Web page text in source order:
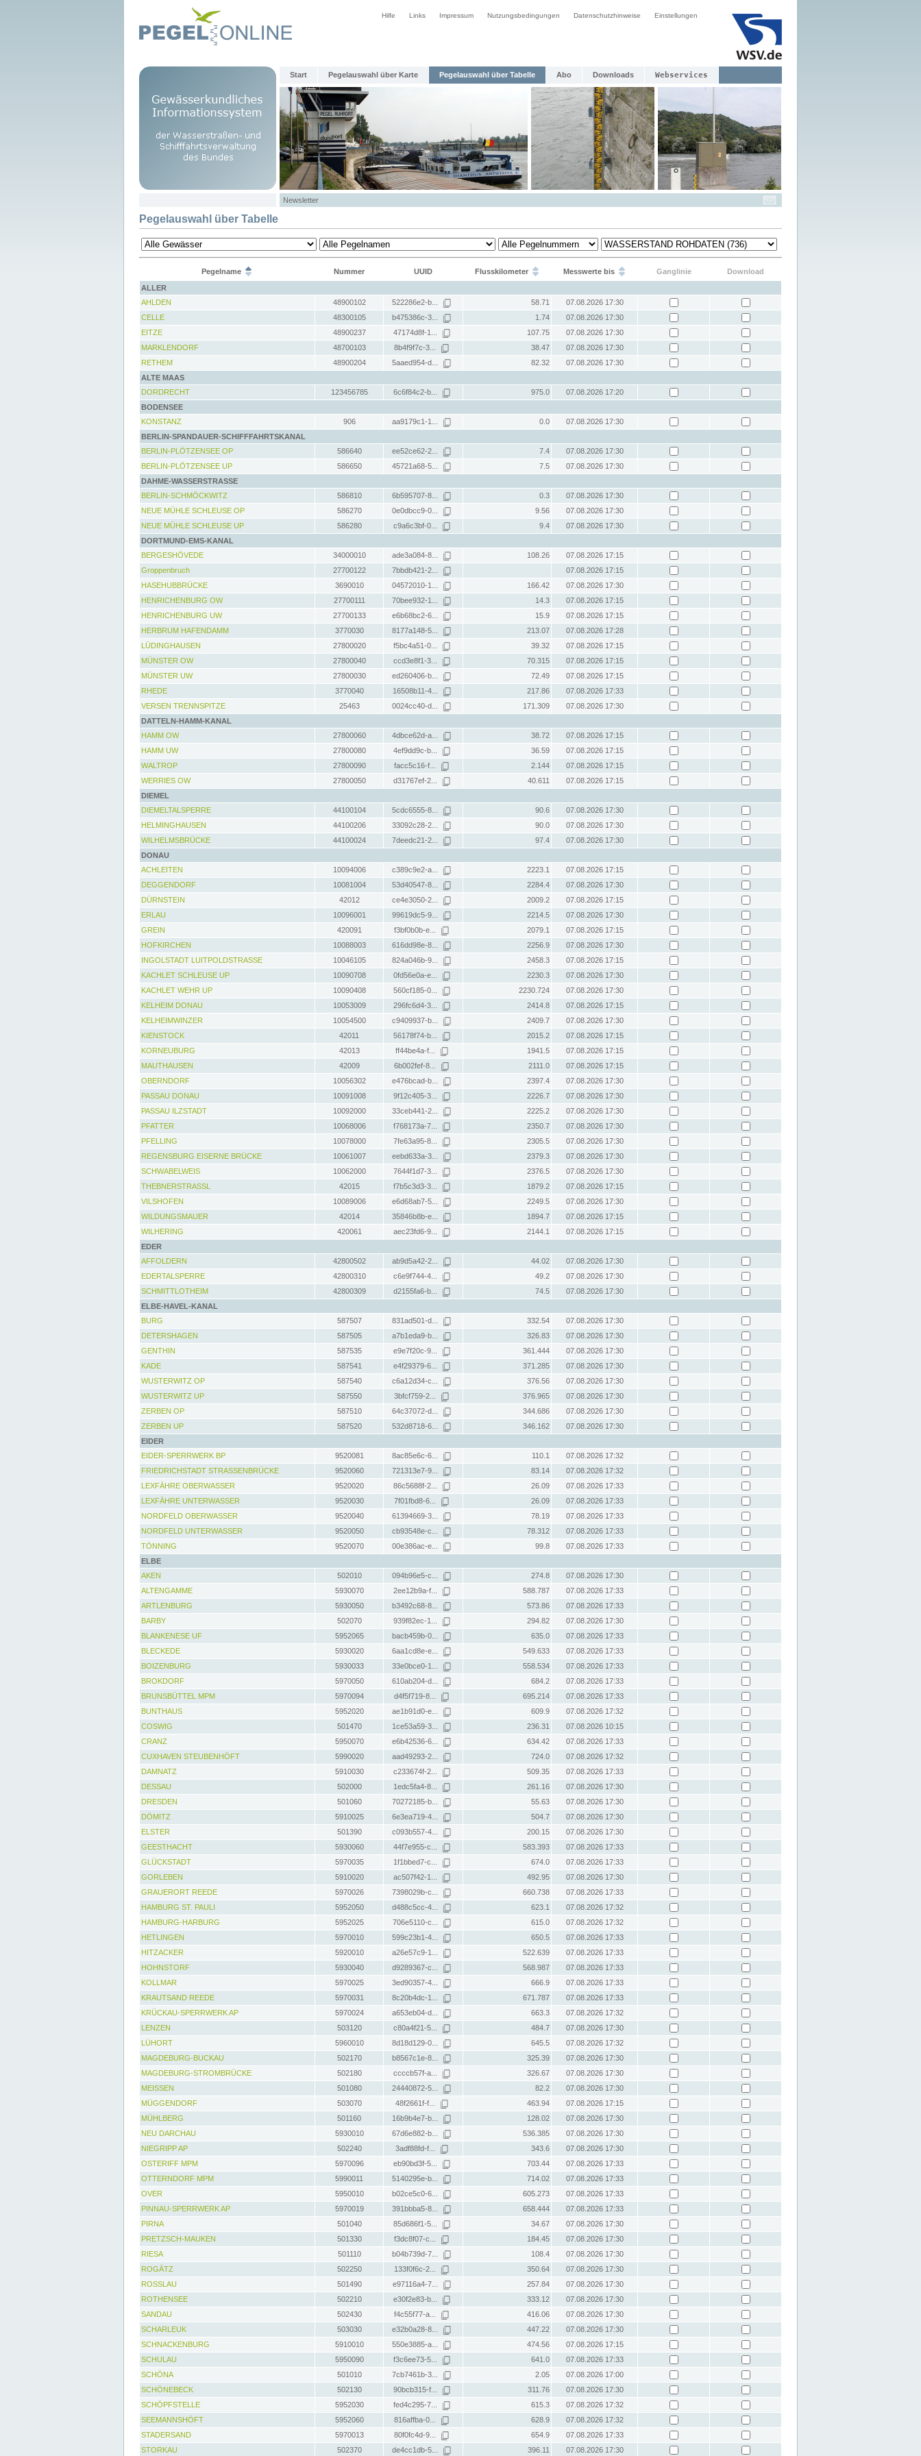
Hilfe Links Impressum Nutzungsbedingungen Datenschutzhinweise Einstellungen
Start Pegelauswahl über Karte Pegelauswahl über Tabelle Abo Downloads Webservices
Newsletter
Pegelauswahl über Tabelle
Pegelname Nummer UUID Flusskilometer Messwerte bis Ganglinie
Download
ALLER
AHLDEN
48900102 522286e2-b... 58.71
07.08.2026 17:30
CELLE
48300105 b475386c-3... 1.74
07.08.2026 17:30
EITZE
48900237 47174d8f-1... 107.75
07.08.2026 17:30
MARKLENDORF
48700103 8b4f9f7c-3... 38.47
07.08.2026 17:30
RETHEM
48900204 5aaed954-d... 82.32
07.08.2026 17:30
ALTE MAAS
DORDRECHT
123456785 6c6f84c2-b... 975.0
07.08.2026 17:20
BODENSEE
KONSTANZ
906 aa9179c1-1... 0.0
07.08.2026 17:30
BERLIN-SPANDAUER-SCHIFFFAHRTSKANAL
BERLIN-PLÖTZENSEE OP
586640 ee52ce62-2... 7.4
07.08.2026 17:30
BERLIN-PLÖTZENSEE UP
586650 45721a68-5... 7.5
07.08.2026 17:30
DAHME-WASSERSTRASSE
BERLIN-SCHMÖCKWITZ
586810 6b595707-8... 0.3
07.08.2026 17:30
NEUE MÜHLE SCHLEUSE OP
586270 0e0dbcc9-0... 9.56
07.08.2026 17:30
NEUE MÜHLE SCHLEUSE UP
586280 c9a6c3bf-0... 9.4
07.08.2026 17:30
DORTMUND-EMS-KANAL
BERGESHÖVEDE
34000010 ade3a084-8... 108.26
07.08.2026 17:15
Groppenbruch
27700122 7bbdb421-2...
07.08.2026 17:15
HASEHUBBRÜCKE
3690010 04572010-1... 166.42
07.08.2026 17:30
HENRICHENBURG OW
27700111 70bee932-1... 14.3
07.08.2026 17:15
HENRICHENBURG UW
27700133 e6b68bc2-6... 15.9
07.08.2026 17:15
HERBRUM HAFENDAMM
3770030 8177a148-5... 213.07
07.08.2026 17:28
LÜDINGHAUSEN
27800020 f5bc4a51-0... 39.32
07.08.2026 17:15
MÜNSTER OW
27800040 ccd3e8f1-3... 70.315
07.08.2026 17:15
MÜNSTER UW
27800030 ed260406-b... 72.49
07.08.2026 17:15
RHEDE
3770040 16508b11-4... 217.86
07.08.2026 17:33
VERSEN TRENNSPITZE
25463 0024cc40-d... 171.309
07.08.2026 17:30
DATTELN-HAMM-KANAL
HAMM OW
27800060 4dbce62d-a... 38.72
07.08.2026 17:15
HAMM UW
27800080 4ef9dd9c-b... 36.59
07.08.2026 17:15
WALTROP
27800090 facc5c16-f... 2.144
07.08.2026 17:15
WERRIES OW
27800050 d31767ef-2... 40.611
07.08.2026 17:15
DIEMEL
DIEMELTALSPERRE
44100104 5cdc6555-8... 90.6
07.08.2026 17:30
HELMINGHAUSEN
44100206 33092c28-2... 90.0
07.08.2026 17:30
WILHELMSBRÜCKE
44100024 7deedc21-2... 97.4
07.08.2026 17:30
DONAU
ACHLEITEN
10094006 c389c9e2-a... 2223.1
07.08.2026 17:15
DEGGENDORF
10081004 53d40547-8... 2284.4
07.08.2026 17:30
DÜRNSTEIN
42012 ce4e3050-2... 2009.2
07.08.2026 17:15
ERLAU
10096001 99619dc5-9... 2214.5
07.08.2026 17:30
GREIN
420091 f3bf0b0b-e... 2079.1
07.08.2026 17:15
HOFKIRCHEN
10088003 616dd98e-8... 2256.9
07.08.2026 17:30
INGOLSTADT LUITPOLDSTRASSE
10046105 824a046b-9... 2458.3
07.08.2026 17:15
KACHLET SCHLEUSE UP
10090708 0fd56e0a-e... 2230.3
07.08.2026 17:30
KACHLET WEHR UP
10090408 560cf185-0... 2230.724
07.08.2026 17:30
KELHEIM DONAU
10053009 296fc6d4-3... 2414.8
07.08.2026 17:15
KELHEIMWINZER
10054500 c9409937-b... 2409.7
07.08.2026 17:30
KIENSTOCK
42011 56178f74-b... 2015.2
07.08.2026 17:15
KORNEUBURG
42013 ff44be4a-f... 1941.5
07.08.2026 17:15
MAUTHAUSEN
42009 6b002fef-8... 2111.0
07.08.2026 17:15
OBERNDORF
10056302 e476bcad-b... 2397.4
07.08.2026 17:30
PASSAU DONAU
10091008 9f12c405-3... 2226.7
07.08.2026 17:30
PASSAU ILZSTADT
10092000 33ceb441-2... 2225.2
07.08.2026 17:30
PFATTER
10068006 f768173a-7... 2350.7
07.08.2026 17:30
PFELLING
10078000 7fe63a95-8... 2305.5
07.08.2026 17:30
REGENSBURG EISERNE BRÜCKE
10061007 eebd633a-3... 2379.3
07.08.2026 17:30
SCHWABELWEIS
10062000 7644f1d7-3... 2376.5
07.08.2026 17:30
THEBNERSTRASSL
42015 f7b5c3d3-3... 1879.2
07.08.2026 17:15
VILSHOFEN
10089006 e6d68ab7-5... 2249.5
07.08.2026 17:30
WILDUNGSMAUER
42014 35846b8b-e... 1894.7
07.08.2026 17:15
WILHERING
420061 aec23fd6-9... 2144.1
07.08.2026 17:15
EDER
AFFOLDERN
42800502 ab9d5a42-2... 44.02
07.08.2026 17:30
EDERTALSPERRE
42800310 c6e9f744-4... 49.2
07.08.2026 17:30
SCHMITTLOTHEIM
42800309 d2155fa6-b... 74.5
07.08.2026 17:30
ELBE-HAVEL-KANAL
BURG
587507 831ad501-d... 332.54
07.08.2026 17:30
DETERSHAGEN
587505 a7b1eda9-b... 326.83
07.08.2026 17:30
GENTHIN
587535 e9e7f20c-9... 361.444
07.08.2026 17:30
KADE
587541 e4f29379-6... 371.285
07.08.2026 17:30
WUSTERWITZ OP
587540 c6a12d34-c... 376.56
07.08.2026 17:30
WUSTERWITZ UP
587550 3bfcf759-2... 376.965
07.08.2026 17:30
ZERBEN OP
587510 64c37072-d... 344.686
07.08.2026 17:30
ZERBEN UP
587520 532d8718-6... 346.162
07.08.2026 17:30
EIDER
EIDER-SPERRWERK BP
9520081 8ac85e6c-6... 110.1
07.08.2026 17:32
FRIEDRICHSTADT STRASSENBRÜCKE
9520060 721313e7-9... 83.14
07.08.2026 17:32
LEXFÄHRE OBERWASSER
9520020 86c5688f-2... 26.09
07.08.2026 17:33
LEXFÄHRE UNTERWASSER
9520030 7f01fbd8-6... 26.09
07.08.2026 17:33
NORDFELD OBERWASSER
9520040 61394669-3... 78.19
07.08.2026 17:33
NORDFELD UNTERWASSER
9520050 cb93548e-c... 78.312
07.08.2026 17:33
TÖNNING
9520070 00e386ac-e... 99.8
07.08.2026 17:33
ELBE
AKEN
502010 094b96e5-c... 274.8
07.08.2026 17:30
ALTENGAMME
5930070 2ee12b9a-f... 588.787
07.08.2026 17:33
ARTLENBURG
5930050 b3492c68-8... 573.86
07.08.2026 17:33
BARBY
502070 939f82ec-1... 294.82
07.08.2026 17:30
BLANKENESE UF
5952065 bacb459b-0... 635.0
07.08.2026 17:33
BLECKEDE
5930020 6aa1cd8e-e... 549.633
07.08.2026 17:33
BOIZENBURG
5930033 33e0bce0-1... 558.534
07.08.2026 17:33
BROKDORF
5970050 610ab204-d... 684.2
07.08.2026 17:33
BRUNSBÜTTEL MPM
5970094 d4f5f719-8... 695.214
07.08.2026 17:33
BUNTHAUS
5952020 ae1b91d0-e... 609.9
07.08.2026 17:32
COSWIG
501470 1ce53a59-3... 236.31
07.08.2026 10:15
CRANZ
5950070 e6b42536-6... 634.42
07.08.2026 17:33
CUXHAVEN STEUBENHÖFT
5990020 aad49293-2... 724.0
07.08.2026 17:32
DAMNATZ
5910030 c233674f-2... 509.35
07.08.2026 17:33
DESSAU
502000 1edc5fa4-8... 261.16
07.08.2026 17:30
DRESDEN
501060 70272185-b... 55.63
07.08.2026 17:30
DÖMITZ
5910025 6e3ea719-4... 504.7
07.08.2026 17:30
ELSTER
501390 c093b557-4... 200.15
07.08.2026 17:30
GEESTHACHT
5930060 44f7e955-c... 583.393
07.08.2026 17:33
GLÜCKSTADT
5970035 1f1bbed7-c... 674.0
07.08.2026 17:33
GORLEBEN
5910020 ac507f42-1... 492.95
07.08.2026 17:30
GRAUERORT REEDE
5970026 7398029b-c... 660.738
07.08.2026 17:33
HAMBURG ST. PAULI
5952050 d488c5cc-4... 623.1
07.08.2026 17:32
HAMBURG-HARBURG
5952025 706e5110-c... 615.0
07.08.2026 17:32
HETLINGEN
5970010 599c23b1-4... 650.5
07.08.2026 17:33
HITZACKER
5920010 a26e57c9-1... 522.639
07.08.2026 17:33
HOHNSTORF
5930040 d9289367-c... 568.987
07.08.2026 17:33
KOLLMAR
5970025 3ed90357-4... 666.9
07.08.2026 17:33
KRAUTSAND REEDE
5970031 8c20b4dc-1... 671.787
07.08.2026 17:33
KRÜCKAU-SPERRWERK AP
5970024 a653eb04-d... 663.3
07.08.2026 17:32
LENZEN
503120 c80a4f21-5... 484.7
07.08.2026 17:30
LÜHORT
5960010 8d18d129-0... 645.5
07.08.2026 17:32
MAGDEBURG-BUCKAU
502170 b8567c1e-8... 325.39
07.08.2026 17:30
MAGDEBURG-STROMBRÜCKE
502180 ccccb57f-a... 326.67
07.08.2026 17:30
MEISSEN
501080 24440872-5... 82.2
07.08.2026 17:30
MÜGGENDORF
503070 48f2661f-f... 463.94
07.08.2026 17:15
MÜHLBERG
501160 16b9b4e7-b... 128.02
07.08.2026 17:30
NEU DARCHAU
5930010 67d6e882-b... 536.385
07.08.2026 17:30
NIEGRIPP AP
502240 3adf88fd-f... 343.6
07.08.2026 17:30
OSTERIFF MPM
5970096 eb90bd3f-5... 703.44
07.08.2026 17:33
OTTERNDORF MPM
5990011 5140295e-b... 714.02
07.08.2026 17:33
OVER
5950010 b02ce5c0-6... 605.273
07.08.2026 17:33
PINNAU-SPERRWERK AP
5970019 391bbba5-8... 658.444
07.08.2026 17:33
PIRNA
501040 85d686f1-5... 34.67
07.08.2026 17:30
PRETZSCH-MAUKEN
501330 f3dc8f07-c... 184.45
07.08.2026 17:30
RIESA
501110 b04b739d-7... 108.4
07.08.2026 17:30
ROGÄTZ
502250 133f0f6c-2... 350.64
07.08.2026 17:30
ROSSLAU
501490 e97116a4-7... 257.84
07.08.2026 17:30
ROTHENSEE
502210 e30f2e83-b... 333.12
07.08.2026 17:30
SANDAU
502430 f4c55f77-a... 416.06
07.08.2026 17:30
SCHARLEUK
503030 e32b0a28-8... 447.22
07.08.2026 17:30
SCHNACKENBURG
5910010 550e3885-a... 474.56
07.08.2026 17:15
SCHULAU
5950090 f3c6ee73-5... 641.0
07.08.2026 17:33
SCHÖNA
501010 7cb7461b-3... 2.05
07.08.2026 17:00
SCHÖNEBECK
502130 90bcb315-f... 311.76
07.08.2026 17:30
SCHÖPFSTELLE
5952030 fed4c295-7... 615.3
07.08.2026 17:32
SEEMANNSHÖFT
5952060 816affba-0... 628.9
07.08.2026 17:32
STADERSAND
5970013 80f0fc4d-9... 654.9
07.08.2026 17:33
STORKAU
502370 de4cc1db-5... 396.11 07.08.2026 17:30